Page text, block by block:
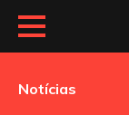
Notícias